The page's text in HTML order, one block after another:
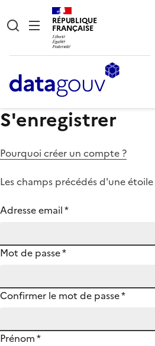
RÉPUBLIQUE
FRANÇAISE
S'enregistrer
Pourquoi créer un compte ?
Les champs précédés d'une étoile
Adresse email*
Mot de passe*
Confirmer le mot de passe*
Prénom*